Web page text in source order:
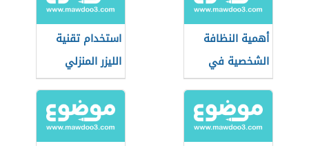
أهمية النظافة
الشخصية في
العمل
استخدام تقنية
الليزر المنزلي